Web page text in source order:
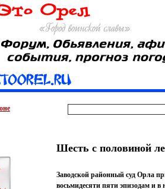
Шесть с половиной
Заводской районный суд Орла
восьмидесяти пяти эпизодам и